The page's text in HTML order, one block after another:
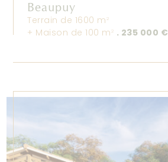
Beaupuy
Terrain de 1600 m2
+ Maison de 100 m2 . 235 000 €